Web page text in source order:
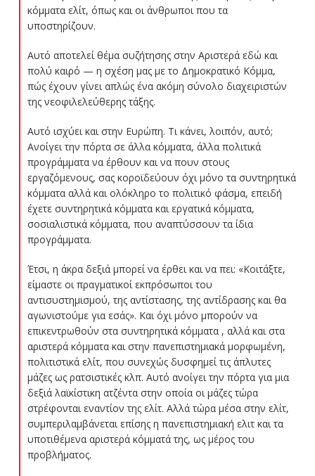
κόμματα ελίτ, όπως και οι άνθρωποι που τα
υποστηρίζουν.
Αυτό αποτελεί θέμα συζήτησης στην Αριστερά εδώ και
πολύ καιρό — η σχέση μας με το Δημοκρατικό Κόμμα,
πώς έχουν γίνει απλώς ένα ακόμη σύνολο διαχειριστών
της νεοφιλελεύθερης τάξης.
Αυτό ισχύει και στην Ευρώπη. Τι κάνει, λοιπόν, αυτό;
Ανοίγει την πόρτα σε άλλα κόμματα, άλλα πολιτικά
προγράμματα να έρθουν και να πουν στους
εργαζόμενους, σας κοροϊδεύουν όχι μόνο τα συντηρητικά
κόμματα αλλά και ολόκληρο το πολιτικό φάσμα, επειδή
έχετε συντηρητικά κόμματα και εργατικά κόμματα,
σοσιαλιστικά κόμματα, που αναπτύσσουν τα ίδια
προγράμματα.
Έτσι, η άκρα δεξιά μπορεί να έρθει και να πει: «Κοιτάξτε,
είμαστε οι πραγματικοί εκπρόσωποι του
αντισυστημισμού, της αντίστασης, της αντίδρασης και θα
αγωνιστούμε για εσάς». Και όχι μόνο μπορούν να
επικεντρωθούν στα συντηρητικά κόμματα , αλλά και στα
αριστερά κόμματα και στην πανεπιστημιακά μορφωμένη,
πολιτιστικά ελίτ, που συνεχώς δυσφημεί τις άπλυτες
μάζες ως ρατσιστικές κλπ. Αυτό ανοίγει την πόρτα για μια
δεξιά λαϊκίστικη ατζέντα στην οποία οι μάζες τώρα
στρέφονται εναντίον της ελίτ. Αλλά τώρα μέσα στην ελίτ,
συμπεριλαμβάνεται επίσης η πανεπιστημιακή ελιτ και τα
υποτιθέμενα αριστερά κόμματά της, ως μέρος του
προβλήματος.